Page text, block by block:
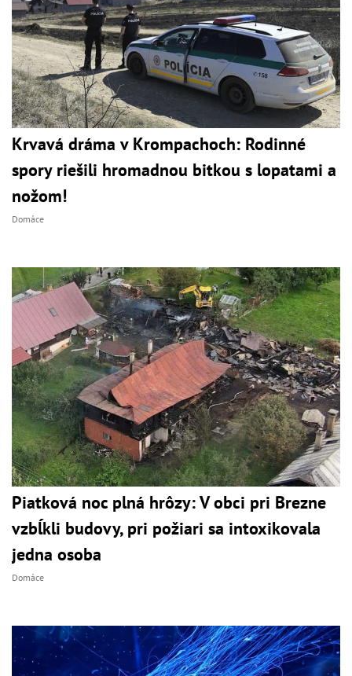
Krvavá dráma v Krompachoch: Rodinné
spory riešili hromadnou bitkou s lopatami a
nožom!
Domáce
Piatková noc plná hrôzy: V obci pri Brezne
vzbĺkli budovy, pri požiari sa intoxikovala
jedna osoba
Domáce